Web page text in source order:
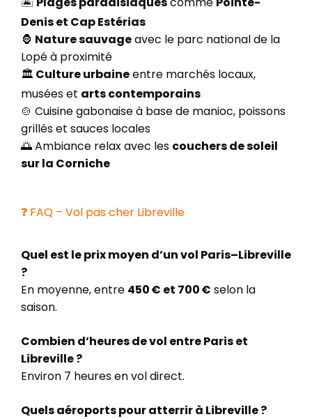
Denis et Cap Estérias
🦍 Nature sauvageavec le parc national de la
Lopé à proximité
🏛️ Culture urbaineentre marchés locaux,
musées et arts contemporains
🍲 Cuisine gabonaise à base de manioc, poissons
grillés et sauces locales
🌅 Ambiance relax avec les couchers de soleil
sur la Corniche
❓ FAQ – Vol pas cher Libreville
Quel est le prix moyen d’un vol Paris–Libreville
?
En moyenne, entre 450 € et 700 € selon la
saison.
Combien d’heures de vol entre Paris et
Libreville ?
Environ 7 heures en vol direct.
Quels aéroports pour atterrir à Libreville ?